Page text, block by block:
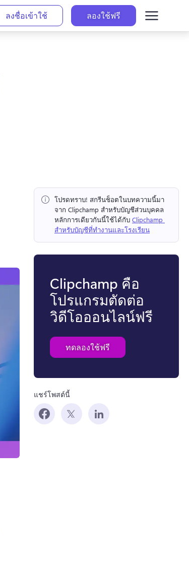
ลงชื่อเข้าใช้ ลองใช้ฟรี
โปรดทราบ! สกรีนช็อตในบทความนี้มา
หลักการเดียวกันนี้ใช้ได้กับ Clipchamp
สำหรับบัญชีที่ทำงานและโรงเรียน
Clipchamp คือ
โปรแกรมตัดต่อ
วิดีโอออนไลน์ฟรี
ทดลองใช้ฟรี
แชร์โพสต์นี้